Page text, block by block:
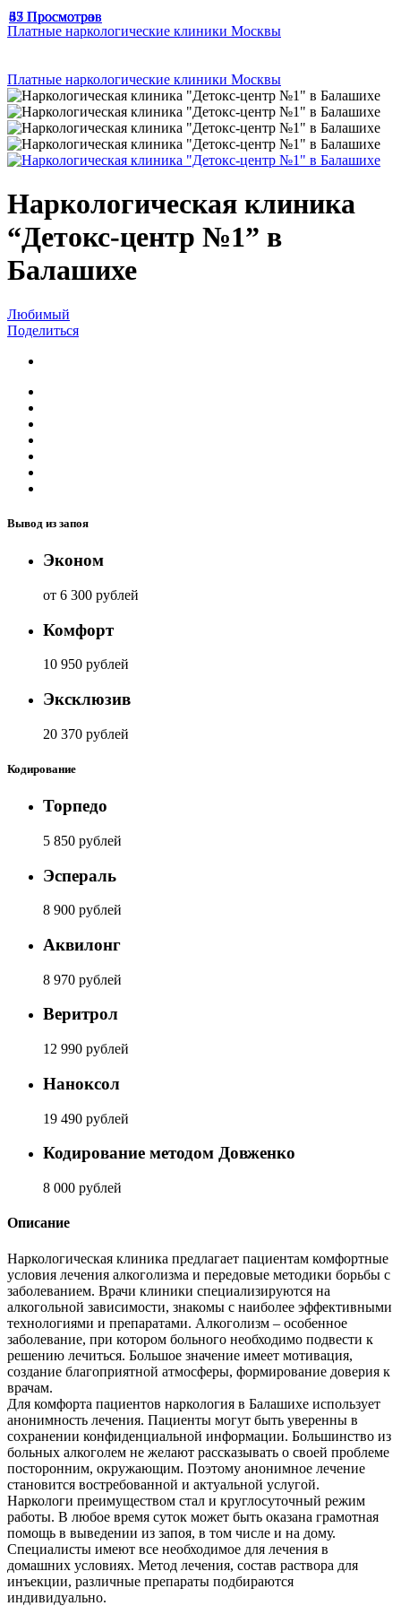
Платные наркологические клиники Москвы
Платные наркологические клиники Москвы
Наркологическая клиника
“Детокс-центр №1” в
Балашихе
Любимый
Поделиться
Вывод из запоя
Эконом
от 6 300 рублей
Комфорт
10 950 рублей
Эксклюзив
20 370 рублей
Кодирование
Торпедо
5 850 рублей
Эспераль
8 900 рублей
Аквилонг
8 970 рублей
Веритрол
12 990 рублей
Наноксол
19 490 рублей
Кодирование методом Довженко
8 000 рублей
Описание
Наркологическая клиника предлагает пациентам комфортные
условия лечения алкоголизма и передовые методики борьбы с
заболеванием. Врачи клиники специализируются на
алкогольной зависимости, знакомы с наиболее эффективными
технологиями и препаратами. Алкоголизм – особенное
заболевание, при котором больного необходимо подвести к
решению лечиться. Большое значение имеет мотивация,
создание благоприятной атмосферы, формирование доверия к
врачам.
Для комфорта пациентов наркология в Балашихе использует
анонимность лечения. Пациенты могут быть уверенны в
сохранении конфиденциальной информации. Большинство из
больных алкоголем не желают рассказывать о своей проблеме
посторонним, окружающим. Поэтому анонимное лечение
становится востребованной и актуальной услугой.
Наркологи преимуществом стал и круглосуточный режим
работы. В любое время суток может быть оказана грамотная
помощь в выведении из запоя, в том числе и на дому.
Специалисты имеют все необходимое для лечения в
домашних условиях. Метод лечения, состав раствора для
инъекции, различные препараты подбираются
индивидуально.
65 Просмотров
33 Просмотра
47 Просмотров